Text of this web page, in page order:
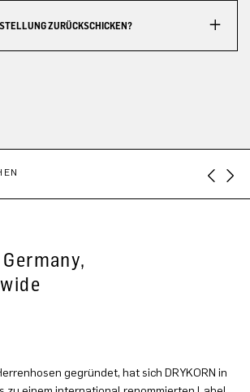
ZURÜCKSCHICKEN?
gegründet, hat sich DRYKORN in